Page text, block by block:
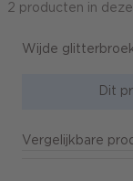
2 producten in
Wijde
Dit
Vergelijkbare